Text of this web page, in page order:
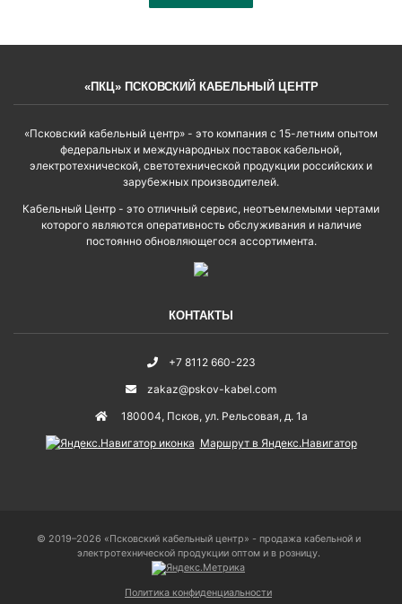
«ПКЦ» ПСКОВСКИЙ КАБЕЛЬНЫЙ ЦЕНТР
«Псковский кабельный центр» - это компания с 15-летним опытом
федеральных и международных поставок кабельной,
электротехнической, светотехнической продукции российских и
зарубежных производителей.
Кабельный Центр - это отличный сервис, неотъемлемыми чертами
которого являются оперативность обслуживания и наличие
постоянно обновляющегося ассортимента.
КОНТАКТЫ
+7 8112 660-223
zakaz@pskov-kabel.com
180004, Псков, ул. Рельсовая, д. 1а
Маршрут в Яндекс.Навигатор
© 2019–2026 «Псковский кабельный центр» - продажа кабельной и
электротехнической продукции оптом и в розницу.
Политика конфиденциальности